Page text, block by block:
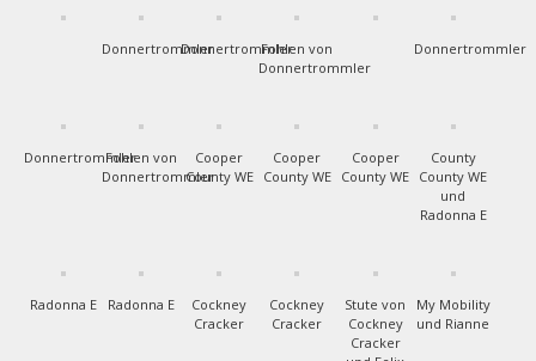
DonnertrommlerDonnertrommlerFohlen von
Donnertrommler
Donnertrommler
DonnertrommlerFohlen von
Donnertrommler
Cooper
County WE
Cooper
County WE
Cooper
County WE
County
County WE
und
Radonna E
Radonna E Radonna E
Cockney
Cracker
Cockney
Cracker
Stute von
Cockney
Cracker
My Mobility
und Rianne